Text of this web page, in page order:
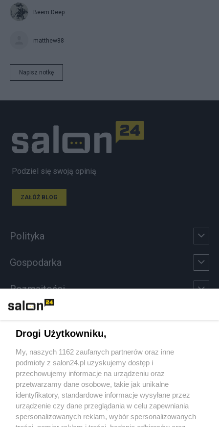
Beem.Deep
matthew88
Napisz notkę
Podziel się swoją opinią
ZAŁÓŻ BLOG
Polityka
Gospodarka
Rozmaitości
Sport
Społeczeństwo
Kultura
Drogi Użytkowniku,
My, naszych 1162 zaufanych partnerów oraz inne
podmioty z salon24.pl uzyskujemy dostęp i
przechowujemy informacje na urządzeniu oraz
przetwarzamy dane osobowe, takie jak unikalne
identyfikatory, standardowe informacje wysyłane przez
urządzenie czy dane przeglądania w celu zapewniania
spersonalizowanych reklam, wybór spersonalizowanych